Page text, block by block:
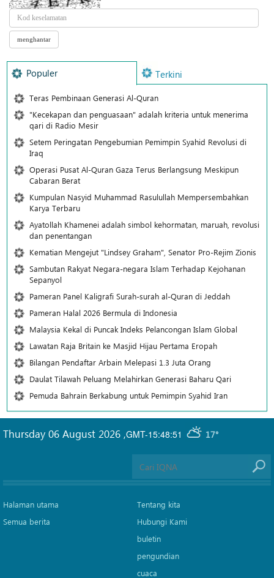
Populer Terkini
Teras Pembinaan Generasi Al-Quran
"Kecekapan dan penguasaan" adalah kriteria untuk menerima
qari di Radio Mesir
Setem Peringatan Pengebumian Pemimpin Syahid Revolusi di
Iraq
Operasi Pusat Al-Quran Gaza Terus Berlangsung Meskipun
Cabaran Berat
Kumpulan Nasyid Muhammad Rasulullah Mempersembahkan
Karya Terbaru
Ayatollah Khamenei adalah simbol kehormatan, maruah, revolusi
dan penentangan
Kematian Mengejut "Lindsey Graham", Senator Pro-Rejim Zionis
Sambutan Rakyat Negara-negara Islam Terhadap Kejohanan
Sepanyol
Pameran Panel Kaligrafi Surah-surah al-Quran di Jeddah
Pameran Halal 2026 Bermula di Indonesia
Malaysia Kekal di Puncak Indeks Pelancongan Islam Global
Lawatan Raja Britain ke Masjid Hijau Pertama Eropah
Bilangan Pendaftar Arbain Melepasi 1.3 Juta Orang
Daulat Tilawah Peluang Melahirkan Generasi Baharu Qari
Pemuda Bahrain Berkabung untuk Pemimpin Syahid Iran
GMT-15:48:51 17°
Thursday 06 August 2026 ,
Halaman utama
Semua berita
Tentang kita
Hubungi Kami
buletin
pengundian
cuaca